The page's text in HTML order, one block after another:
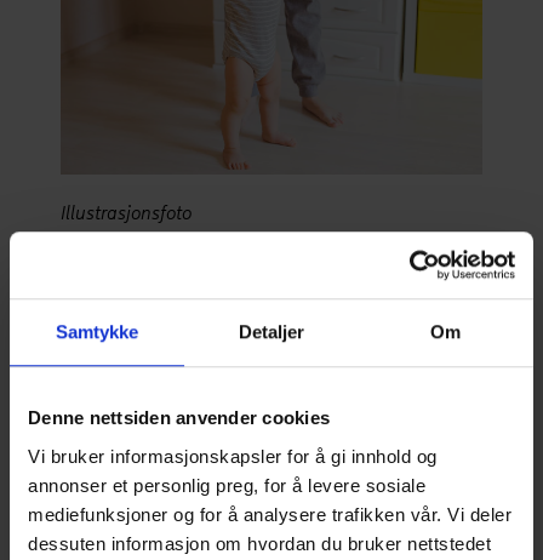
Samtykke Detaljer Om
Denne nettsiden anvender cookies
Vi bruker informasjonskapsler for å gi innhold og
annonser et personlig preg, for å levere sosiale
mediefunksjoner og for å analysere trafikken vår. Vi deler
dessuten informasjon om hvordan du bruker nettstedet
Illustrasjonsfoto
Mange av våre kunder velger å støpe
varmerørene ned i gulvet under parkett, fliser
eller gulvbelegg. Det vannbårne systemet
varmekilder, som for eksempel luft-til-vann-
varmepumpe eller væske-til-vann-varmepumpe.
Et slikt vannbårent varmeanlegg har lukkede
rørsløyfer og vannet har et lavt trykk. Når vannet
har gått igjennom gulvrørene, sirkuleres det